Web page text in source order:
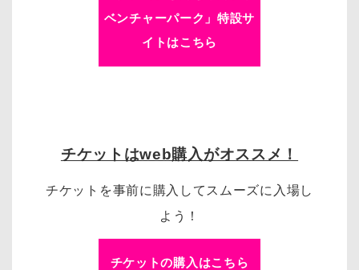
ベンチャーパーク」特設サ
イトはこちら
チケットはweb購入がオススメ！
チケットを事前に購入してスムーズに入場し
よう！
チケットの購入はこちら